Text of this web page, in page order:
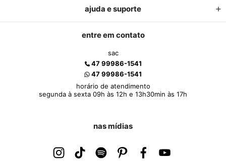
ajuda e suporte
entre em contato
sac
47 99986-1541
47 99986-1541
horário de atendimento
segunda à sexta 09h às 12h e 13h30min às 17h
nas mídias